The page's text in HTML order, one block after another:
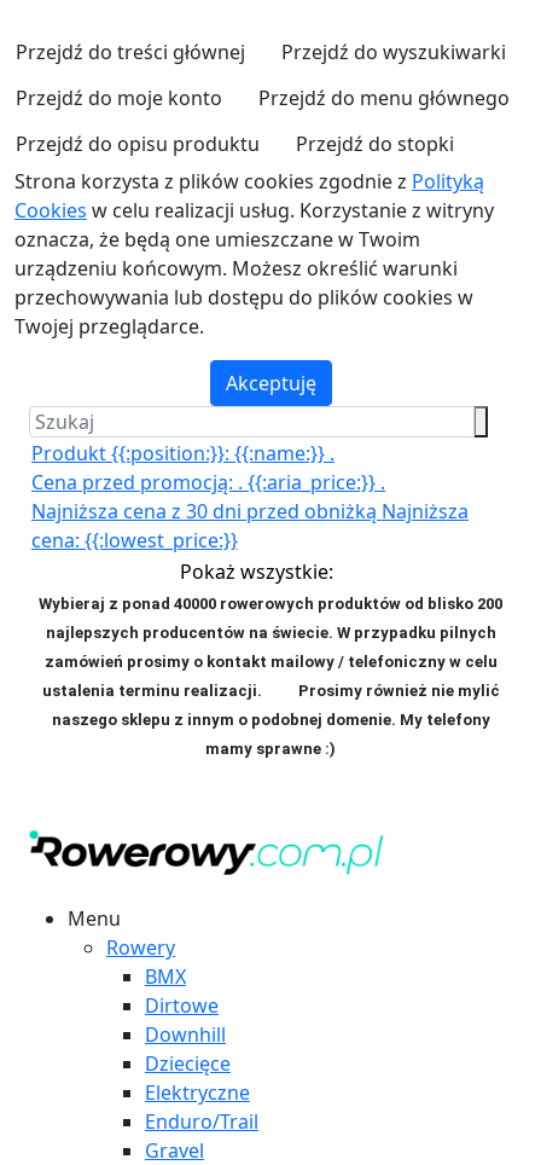
Przejdź do treści głównej
Przejdź do wyszukiwarki
Przejdź do moje konto
Przejdź do menu głównego
Przejdź do opisu produktu
Przejdź do stopki
Strona korzysta z plików cookies zgodnie z Polityką
Cookies w celu realizacji usług. Korzystanie z witryny
oznacza, że będą one umieszczane w Twoim
urządzeniu końcowym. Możesz określić warunki
przechowywania lub dostępu do plików cookies w
Twojej przeglądarce.
Akceptuję
Produkt {{:position:}}: {{:name:}} .
Cena przed promocją: . {{:aria_price:}} .
Najniższa cena z 30 dni przed obniżką Najniższa
cena: {{:lowest_price:}}
Pokaż wszystkie:
Wybieraj z ponad 40000 rowerowych produktów od blisko 200
najlepszych producentów na świecie. W przypadku pilnych
zamówień prosimy o kontakt mailowy / telefoniczny w celu
ustalenia terminu realizacji. Prosimy również nie mylić
naszego sklepu z innym o podobnej domenie. My telefony
mamy sprawne :)
Menu
Rowery
BMX
Dirtowe
Downhill
Dziecięce
Elektryczne
Enduro/Trail
Gravel